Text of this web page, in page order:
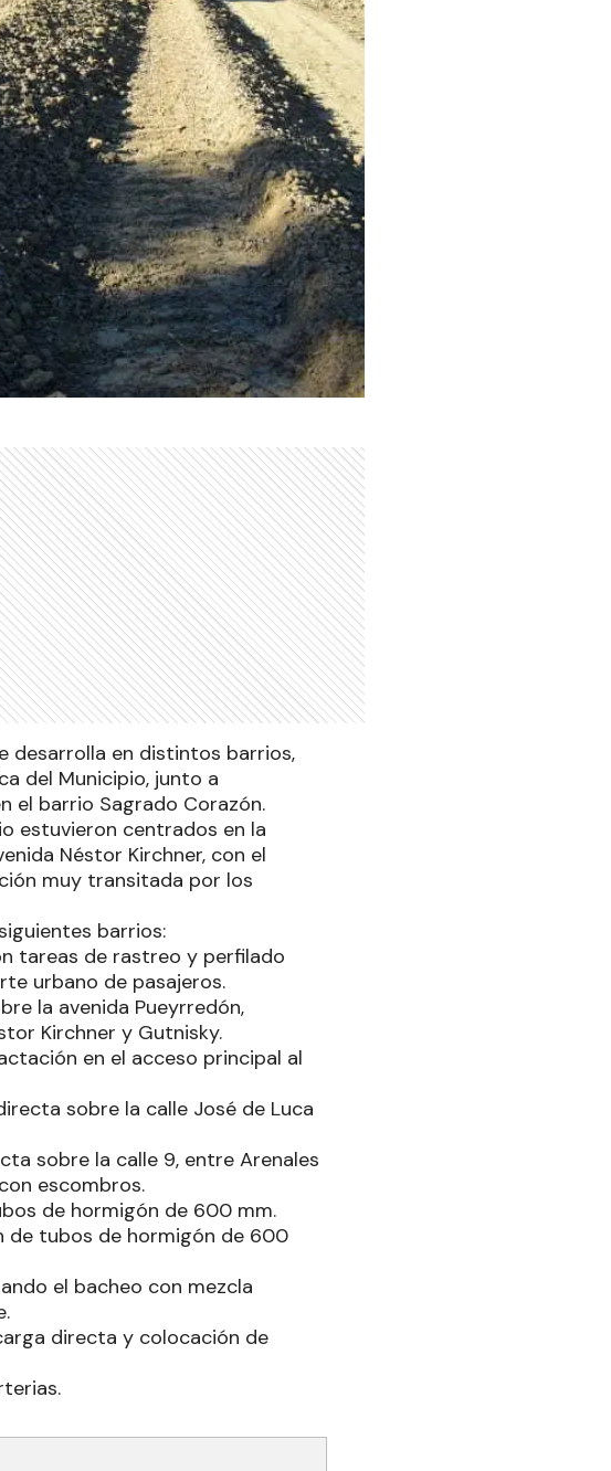
desarrolla en distintos barrios,
del Municipio, junto a
el barrio Sagrado Corazón.
estuvieron centrados en la
Néstor Kirchner, con el
muy transitada por los
barrios:
tareas de rastreo y perfilado
urbano de pasajeros.
la avenida Pueyrredón,
Kirchner y Gutnisky.
en el acceso principal al
sobre la calle José de Luca
sobre la calle 9, entre Arenales
escombros.
de hormigón de 600 mm.
de tubos de hormigón de 600
el bacheo con mezcla
directa y colocación de